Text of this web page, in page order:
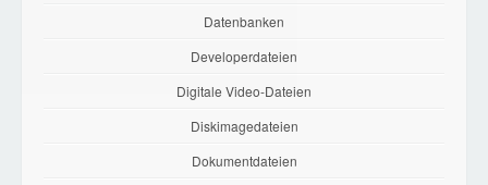
Datenbanken
Developerdateien
Digitale Video-Dateien
Diskimagedateien
Dokumentdateien